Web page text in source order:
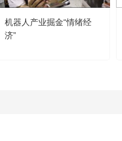
机器人产业掘金“情绪经
济”